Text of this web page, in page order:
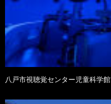
八戸市視聴覚センター児童科学館